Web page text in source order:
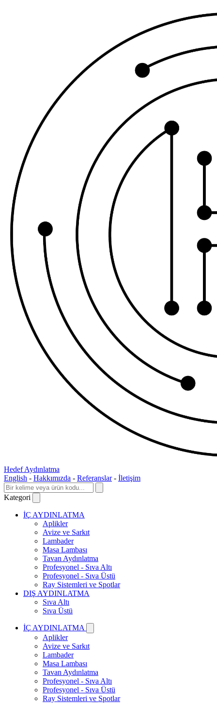
Hedef Aydınlatma
English - Hakkımızda - Referanslar - İletişim
Kategori
İÇ AYDINLATMA
Aplikler
Avize ve Sarkıt
Lambader
Masa Lambası
Tavan Aydınlatma
Profesyonel - Sıva Altı
Profesyonel - Sıva Üstü
Ray Sistemleri ve Spotlar
DIŞ AYDINLATMA
Sıva Altı
Sıva Üstü
İÇ AYDINLATMA
Aplikler
Avize ve Sarkıt
Lambader
Masa Lambası
Tavan Aydınlatma
Profesyonel - Sıva Altı
Profesyonel - Sıva Üstü
Ray Sistemleri ve Spotlar